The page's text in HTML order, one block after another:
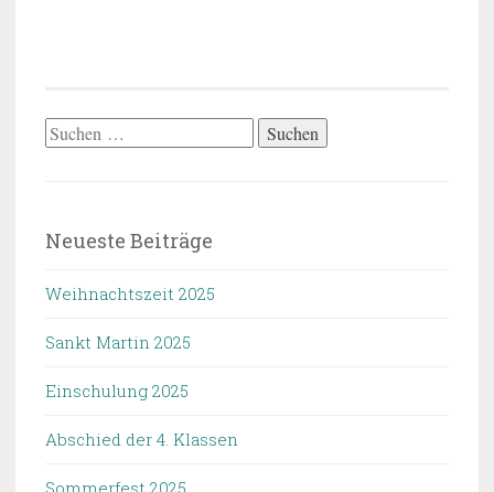
Suchen
Neueste Beiträge
Weihnachtszeit 2025
Sankt Martin 2025
Einschulung 2025
Abschied der 4. Klassen
Sommerfest 2025